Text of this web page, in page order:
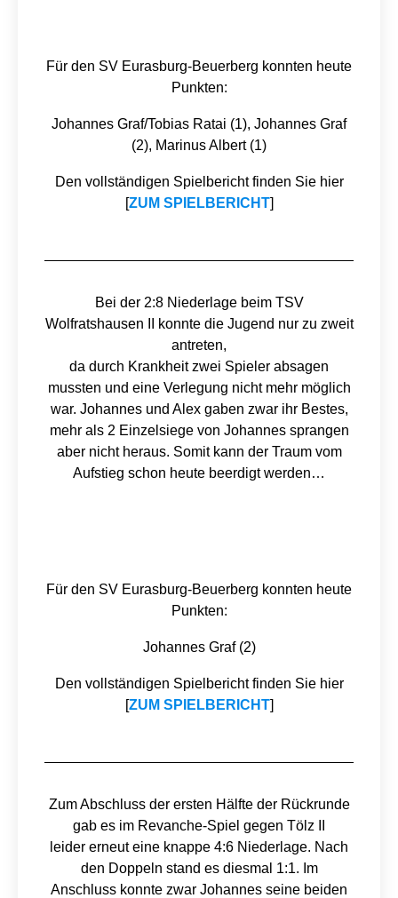
Für den SV Eurasburg-Beuerberg konnten heute
Punkten:
Johannes Graf/Tobias Ratai (1), Johannes Graf
(2), Marinus Albert (1)
Den vollständigen Spielbericht finden Sie hier
[ZUM SPIELBERICHT]
Bei der 2:8 Niederlage beim TSV
Wolfratshausen II konnte die Jugend nur zu zweit
antreten,
da durch Krankheit zwei Spieler absagen
mussten und eine Verlegung nicht mehr möglich
war. Johannes und Alex gaben zwar ihr Bestes,
mehr als 2 Einzelsiege von Johannes sprangen
aber nicht heraus. Somit kann der Traum vom
Aufstieg schon heute beerdigt werden…
Für den SV Eurasburg-Beuerberg konnten heute
Punkten:
Johannes Graf (2)
Den vollständigen Spielbericht finden Sie hier
[ZUM SPIELBERICHT]
Zum Abschluss der ersten Hälfte der Rückrunde
gab es im Revanche-Spiel gegen Tölz II
leider erneut eine knappe 4:6 Niederlage. Nach
den Doppeln stand es diesmal 1:1. Im
Anschluss konnte zwar Johannes seine beiden